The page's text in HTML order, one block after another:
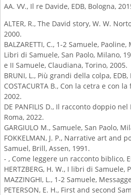
AA. VV., Il re Davide, EDB, Bologna,
ALTER, R., The David story, W. W.
2000.
BALZARETTI, C., 1-2 Samuele,
Libri di Samuele, San Paolo, Milano,
e II Samuele, Claudiana, Torino, 2005.
BRUNI, L., Più grandi della colpa, EDB,
COSTACURTA B., Con la cetra e con
2002.
DE PANFILIS D., Il racconto doppio
Roma, 2022.
GARGIULO M., Samuele, San Paolo,
FOKKELMAN, J. P., Narrative art and
Samuel, Brill, Assen, 1991.
- , Come leggere un racconto biblico,
HERTZBERG, H. W., I libri di Samuele,
MAZZINGHI, L., 1-2 Samuele,
PETERSON, E. H., First and second